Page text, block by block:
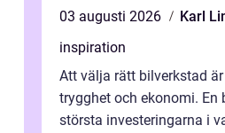
03 augusti 2026
Karl
inspiration
Att välja rätt bilverkstad
trygghet och ekonomi. En
största investeringarna i